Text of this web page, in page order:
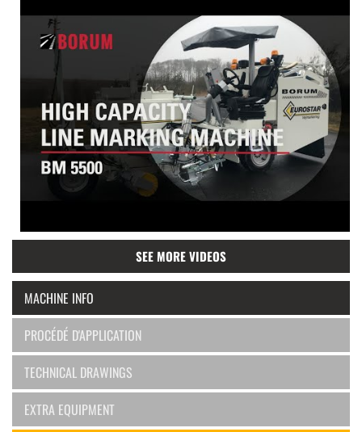
SEE MORE VIDEOS
MACHINE INFO
PROCÉDÉ D'APPLICATION
TECHNICAL DRAWINGS
EXTRA EQUIPMENT